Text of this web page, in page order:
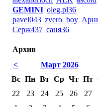
GEMINI oleg.pl36
pavel043 zvero_boy
Серж437 саня36
Архив
<
Март 2026
Вс Пн Вт Ср Чт Пт
22
23 24 25 26 27